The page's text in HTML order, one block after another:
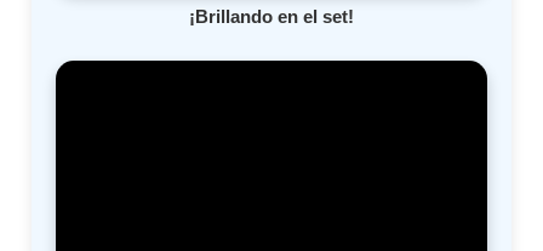
¡Brillando en el set!